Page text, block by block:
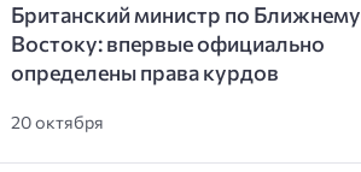
Британский министр по Ближнему
Востоку: впервые официально
определены права курдов
20 октября